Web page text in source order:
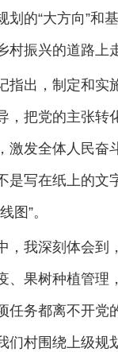
划的“大方向”和
村振兴的道路上
指出，制定和实
，把党的主张转
激发全体人民奋
是写在纸上的文
图”。
，我深刻体会到
、果树种植管理
任务都离不开党
们村围绕上级规